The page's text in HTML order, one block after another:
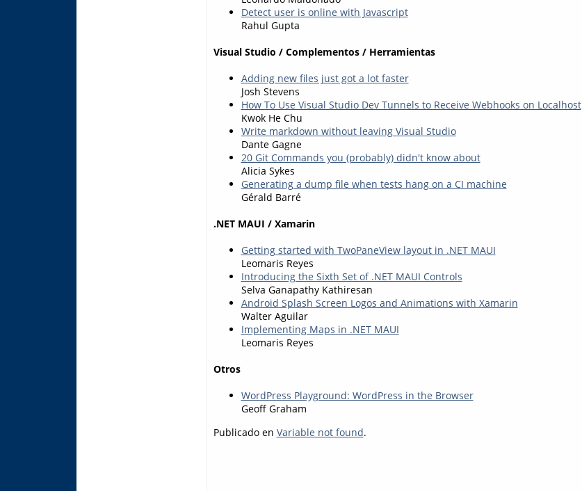
Detect user is online with Javascript
Rahul Gupta
Visual Studio / Complementos / Herramientas
Adding new files just got a lot faster
Josh Stevens
How To Use Visual Studio Dev Tunnels to Receive Webhooks on Localhost
Kwok He Chu
Write markdown without leaving Visual Studio
Dante Gagne
20 Git Commands you (probably) didn't know about
Alicia Sykes
Generating a dump file when tests hang on a CI machine
Gérald Barré
.NET MAUI / Xamarin
Getting started with TwoPaneView layout in .NET MAUI
Leomaris Reyes
Introducing the Sixth Set of .NET MAUI Controls
Selva Ganapathy Kathiresan
Android Splash Screen Logos and Animations with Xamarin
Walter Aguilar
Implementing Maps in .NET MAUI
Leomaris Reyes
Otros
WordPress Playground: WordPress in the Browser
Geoff Graham
Publicado en Variable not found.